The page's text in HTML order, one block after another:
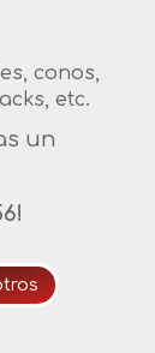
conos,
etc.
un